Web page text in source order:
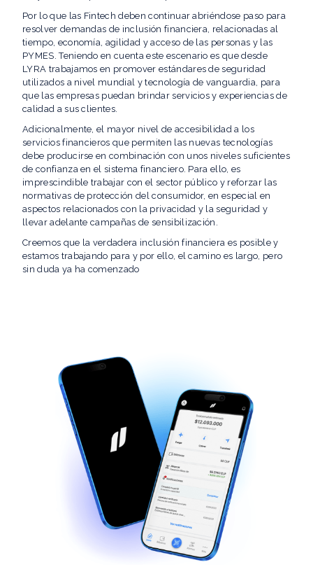
Por lo que las Fintech deben continuar abriéndose paso para
resolver demandas de inclusión financiera, relacionadas al
tiempo, economía, agilidad y acceso de las personas y las
PYMES. Teniendo en cuenta este escenario es que desde
LYRA trabajamos en promover estándares de seguridad
utilizados a nivel mundial y tecnología de vanguardia, para
que las empresas puedan brindar servicios y experiencias de
calidad a sus clientes.
Adicionalmente, el mayor nivel de accesibilidad a los
servicios financieros que permiten las nuevas tecnologías
debe producirse en combinación con unos niveles suficientes
de confianza en el sistema financiero. Para ello, es
imprescindible trabajar con el sector público y reforzar las
normativas de protección del consumidor, en especial en
aspectos relacionados con la privacidad y la seguridad y
llevar adelante campañas de sensibilización.
Creemos que la verdadera inclusión financiera es posible y
estamos trabajando para y por ello, el camino es largo, pero
sin duda ya ha comenzado